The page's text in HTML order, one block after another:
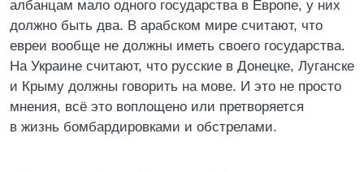
албанцам мало одного государства в Европе, у них
должно быть два. В арабском мире считают, что
евреи вообще не должны иметь своего государства.
На Украине считают, что русские в Донецке, Луганске
и Крыму должны говорить на мове. И это не просто
мнения, всё это воплощено или претворяется
в жизнь бомбардировками и обстрелами.